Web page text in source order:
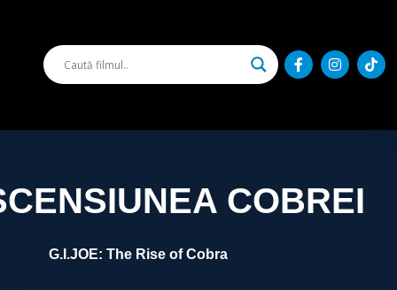
COBREI
G.I.JOE: The Rise of Cobra